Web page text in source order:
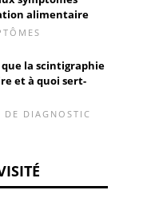
alimentaire
que la scintigraphie
et à quoi sert-
DE DIAGNOSTIC